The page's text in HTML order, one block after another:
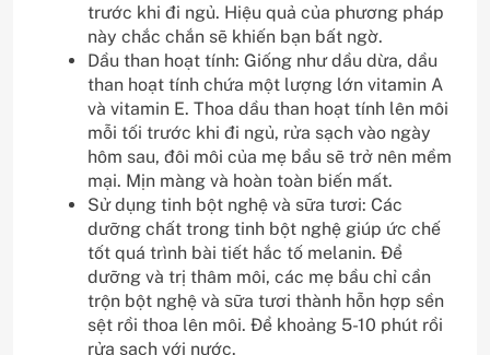
trước khi đi ngủ. Hiệu quả của phương pháp
này chắc chắn sẽ khiến bạn bất ngờ.
Dầu than hoạt tính: Giống như dầu dừa, dầu
than hoạt tính chứa một lượng lớn vitamin A
và vitamin E. Thoa dầu than hoạt tính lên môi
mỗi tối trước khi đi ngủ, rửa sạch vào ngày
hôm sau, đôi môi của mẹ bầu sẽ trở nên mềm
mại. Mịn màng và hoàn toàn biến mất.
Sử dụng tinh bột nghệ và sữa tươi: Các
dưỡng chất trong tinh bột nghệ giúp ức chế
tốt quá trình bài tiết hắc tố melanin. Để
dưỡng và trị thâm môi, các mẹ bầu chỉ cần
trộn bột nghệ và sữa tươi thành hỗn hợp sền
sệt rồi thoa lên môi. Để khoảng 5-10 phút rồi
rửa sạch với nước.